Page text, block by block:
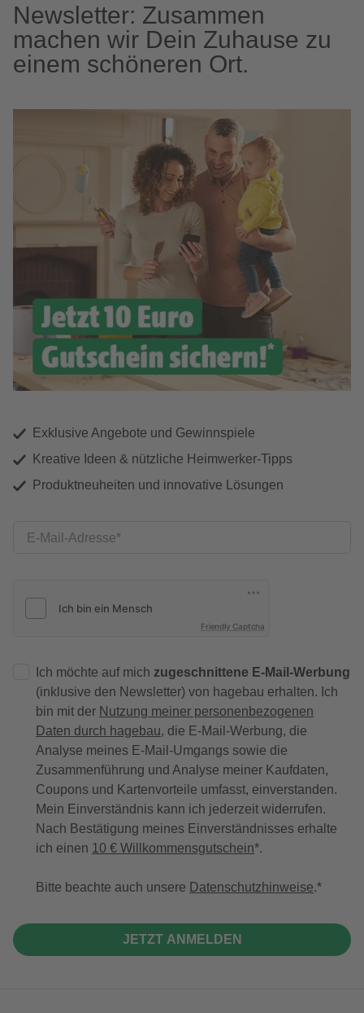
Newsletter: Zusammen
machen wir Dein Zuhause zu
einem schöneren Ort.
Exklusive Angebote und Gewinnspiele
Kreative Ideen & nützliche Heimwerker-Tipps
Produktneuheiten und innovative Lösungen
E-Mail-Adresse
Friendly Captcha
Ich möchte auf mich zugeschnittene E-Mail-Werbung
(inklusive den Newsletter) von hagebau erhalten. Ich
bin mit der Nutzung meiner personenbezogenen
Daten durch hagebau, die E-Mail-Werbung, die
Analyse meines E-Mail-Umgangs sowie die
Zusammenführung und Analyse meiner Kaufdaten,
Coupons und Kartenvorteile umfasst, einverstanden.
Mein Einverständnis kann ich jederzeit widerrufen.
Nach Bestätigung meines Einverständnisses erhalte
ich einen 10 € Willkommensgutschein*.
Bitte beachte auch unsere Datenschutzhinweise.
JETZT ANMELDEN